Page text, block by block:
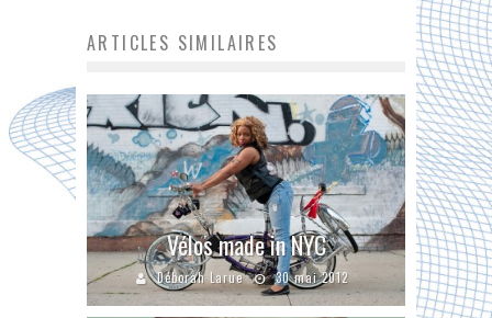
ARTICLES SIMILAIRES
Vélos made in NYC
Déborah Larue 30 mai 2012